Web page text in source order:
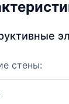
стены: